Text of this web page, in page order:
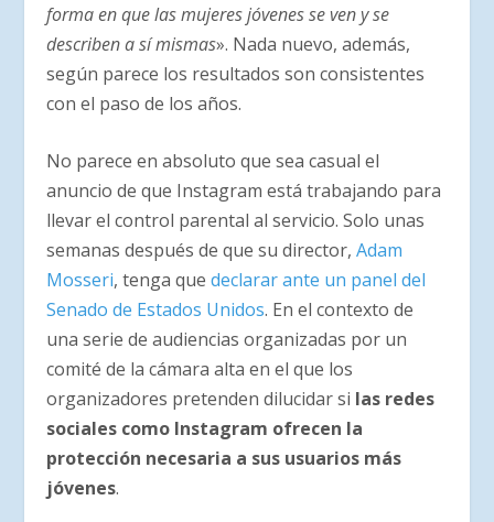
forma en que las mujeres jóvenes se ven y se
describen a sí mismas». Nada nuevo, además,
según parece los resultados son consistentes
con el paso de los años.
No parece en absoluto que sea casual el
anuncio de que Instagram está trabajando para
llevar el control parental al servicio. Solo unas
semanas después de que su director,Adam
Mosseri, tenga quedeclarar ante un panel del
Senado de Estados Unidos. En el contexto de
una serie de audiencias organizadas por un
comité de la cámara alta en el que los
organizadores pretenden dilucidar si las redes
sociales como Instagram ofrecen la
protección necesaria a sus usuarios más
jóvenes.